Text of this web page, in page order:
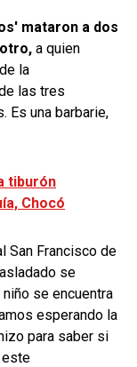
mataron a dos
a quien
la
las tres
Es una barbarie,
tiburón
Chocó
San Francisco de
se
se encuentra
esperando la
para saber si
este